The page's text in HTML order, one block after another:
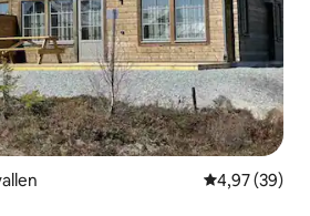
4,97 de uma
4,97 (39)